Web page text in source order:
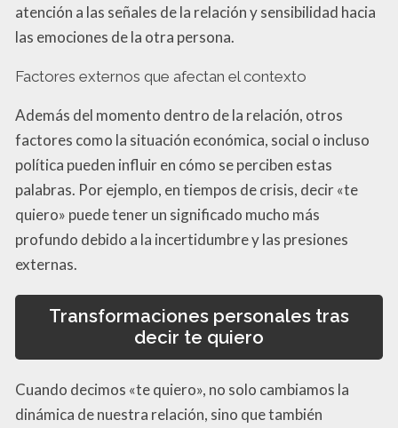
atención a las señales de la relación y sensibilidad hacia
las emociones de la otra persona.
Factores externos que afectan el contexto
Además del momento dentro de la relación, otros
factores como la situación económica, social o incluso
política pueden influir en cómo se perciben estas
palabras. Por ejemplo, en tiempos de crisis, decir «te
quiero» puede tener un significado mucho más
profundo debido a la incertidumbre y las presiones
externas.
Transformaciones personales tras
decir te quiero
Cuando decimos «te quiero», no solo cambiamos la
dinámica de nuestra relación, sino que también